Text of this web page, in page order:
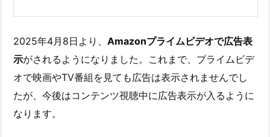
2025年4月8日より、 Amazonプライムビデオで広告表
示がされるようになりました。これまで、プライムビデ
オで映画やTV番組を見ても広告は表示されませんでし
たが、今後はコンテンツ視聴中に広告表示が入るように
なります。